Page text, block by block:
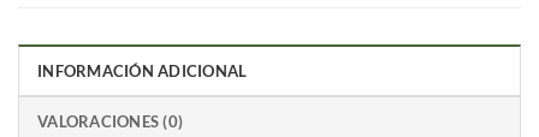
INFORMACIÓN ADICIONAL
VALORACIONES (0)